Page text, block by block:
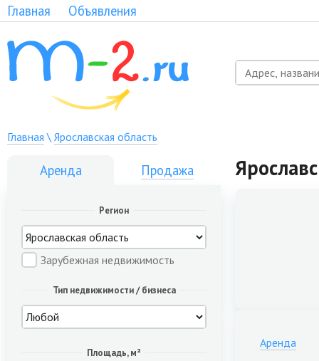
Главная Объявления
Главная \ Ярославская область
Аренда Продажа
Регион
Зарубежная недвижимость
Тип недвижимости / бизнеса
Площадь, м²
Аренда